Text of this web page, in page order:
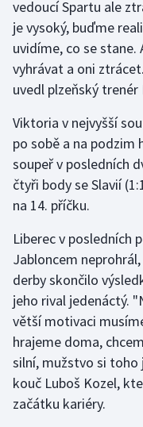
vedoucí Spartu ale
je vysoký, buďme
uvidíme, co se
vyhrávat a oni
uvedl plzeňský
Viktoria v nejvyšší
po sobě a na podzim
soupeř v posledních
čtyři body se Slavií
na 14. příčku.
Liberec v posledních
Jabloncem
derby skončilo
jeho rival jedenáctý.
větší motivaci
hrajeme doma,
silní, mužstvo si toho
kouč Luboš Kozel,
začátku kariéry.